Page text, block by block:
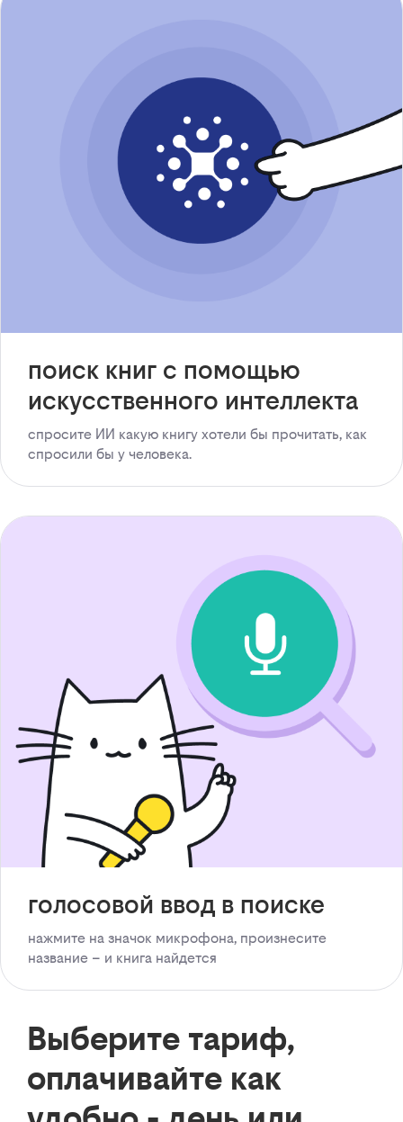
поиск книг с помощью
искусственного интеллекта
спросите ИИ какую книгу хотели бы прочитать, как
спросили бы у человека.
голосовой ввод в поиске
нажмите на значок микрофона, произнесите
название – и книга найдется
Выберите тариф,
оплачивайте как